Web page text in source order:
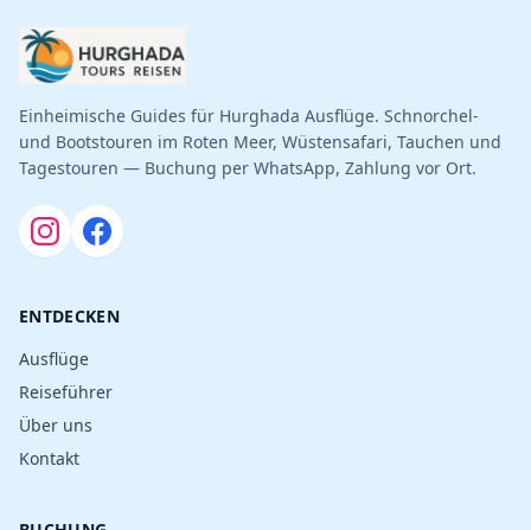
Einheimische Guides für Hurghada Ausflüge. Schnorchel-
und Bootstouren im Roten Meer, Wüstensafari, Tauchen und
Tagestouren — Buchung per WhatsApp, Zahlung vor Ort.
ENTDECKEN
Ausflüge
Reiseführer
Über uns
Kontakt